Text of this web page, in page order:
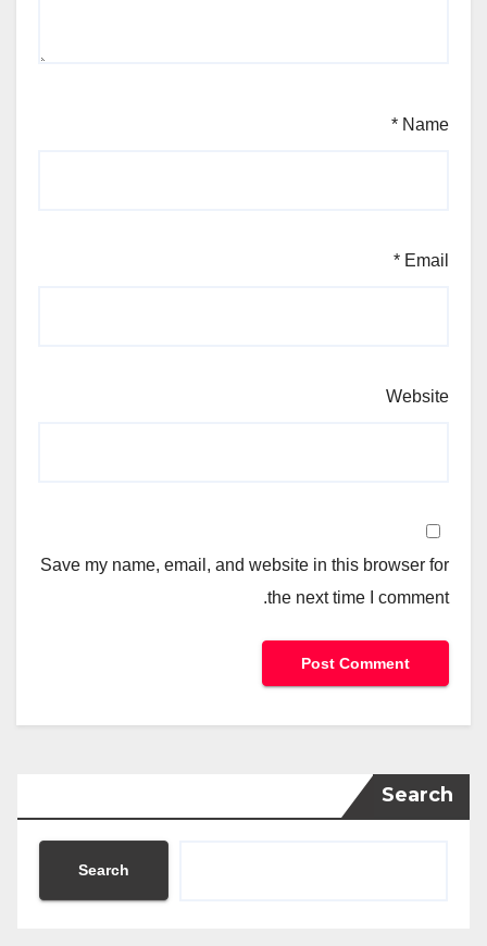
Name
*
Email
*
Website
Save my name, email, and website in this browser for
the next time I comment.
Search
Search